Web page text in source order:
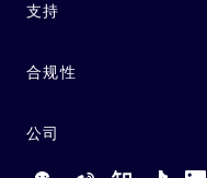
支持
合规性
公司